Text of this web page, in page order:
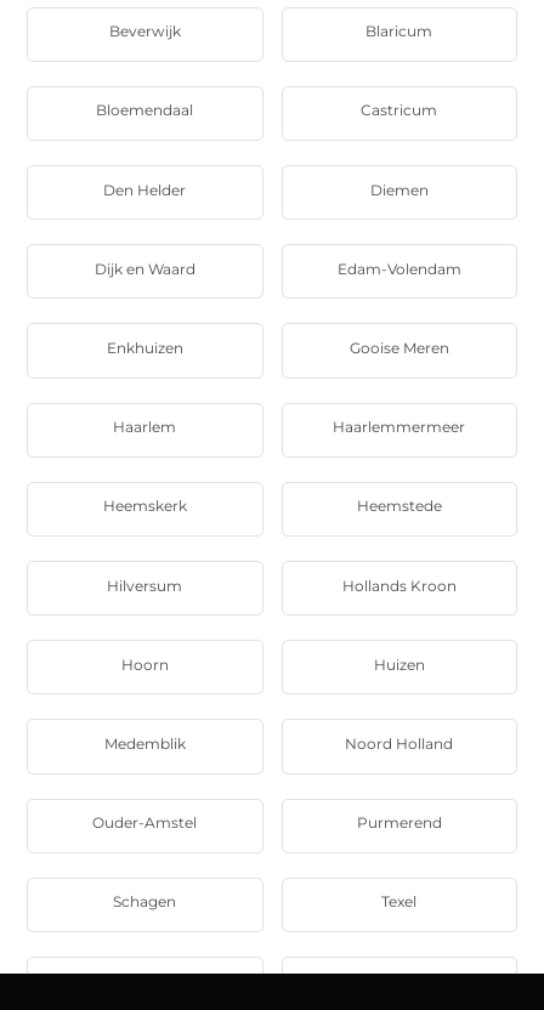
Beverwijk Blaricum
Bloemendaal Castricum
Den Helder Diemen
Dijk en Waard Edam-Volendam
Enkhuizen Gooise Meren
Haarlem Haarlemmermeer
Heemskerk Heemstede
Hilversum Hollands Kroon
Hoorn Huizen
Medemblik Noord Holland
Ouder-Amstel Purmerend
Schagen Texel